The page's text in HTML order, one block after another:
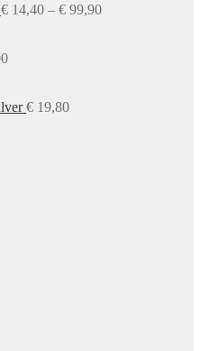
€ 14,40 – € 99,90Preisspanne:
€ 19,80